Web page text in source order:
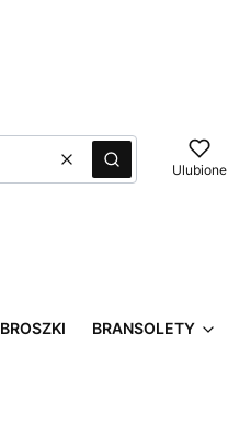
WyczyśćSzukaj Ulubione
BROSZKI BRANSOLETY